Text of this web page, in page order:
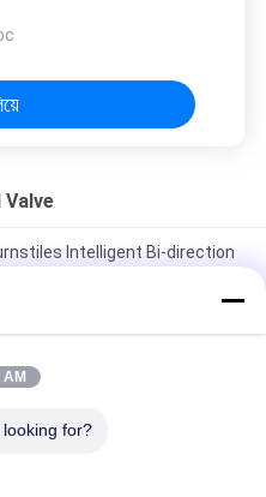
Intelligent Bi-direction
Pedal Valve 3 Position 5
Hand Valve 4R210-
for?